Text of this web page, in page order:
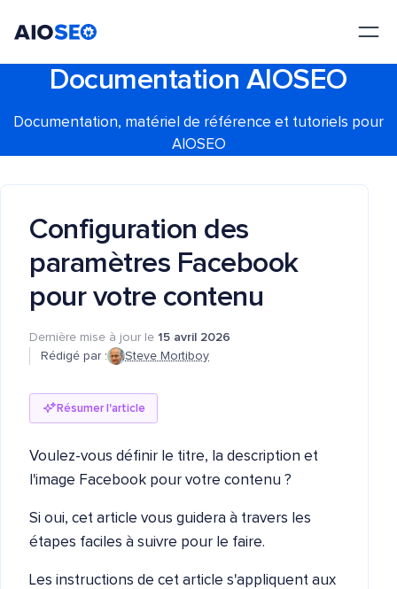
Documentation AIOSEO
Documentation, matériel de référence et tutoriels pour
AIOSEO
Configuration des
paramètres Facebook
pour votre contenu
Dernière mise à jour le 15 avril 2026
Rédigé par :
Steve Mortiboy
Résumer l'article
Voulez-vous définir le titre, la description et
l'image Facebook pour votre contenu ?
Si oui, cet article vous guidera à travers les
étapes faciles à suivre pour le faire.
Les instructions de cet article s'appliquent aux